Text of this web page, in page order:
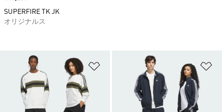
ほしいものリストに追加
SUPERFIRE TK JK
オリジナルス